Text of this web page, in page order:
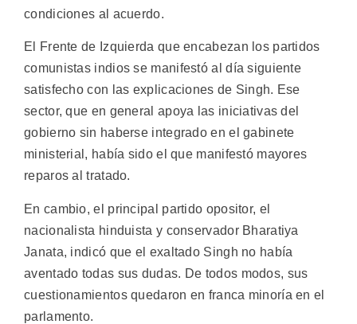
condiciones al acuerdo.
El Frente de Izquierda que encabezan los partidos
comunistas indios se manifestó al día siguiente
satisfecho con las explicaciones de Singh. Ese
sector, que en general apoya las iniciativas del
gobierno sin haberse integrado en el gabinete
ministerial, había sido el que manifestó mayores
reparos al tratado.
En cambio, el principal partido opositor, el
nacionalista hinduista y conservador Bharatiya
Janata, indicó que el exaltado Singh no había
aventado todas sus dudas. De todos modos, sus
cuestionamientos quedaron en franca minoría en el
parlamento.